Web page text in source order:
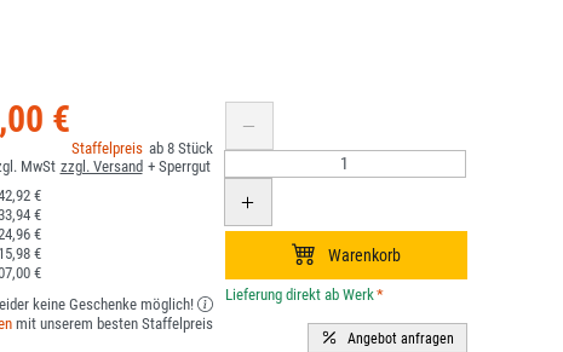
€
8
€
€
€
€
€
keine Geschenke möglich!
mit unserem besten Staffelpreis
*